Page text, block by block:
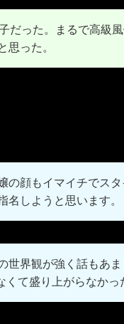
だった。まるで高級
思った。
の顔もイマイチでス
しようと思います。
世界観が強く話もあ
て盛り上がらなかっ